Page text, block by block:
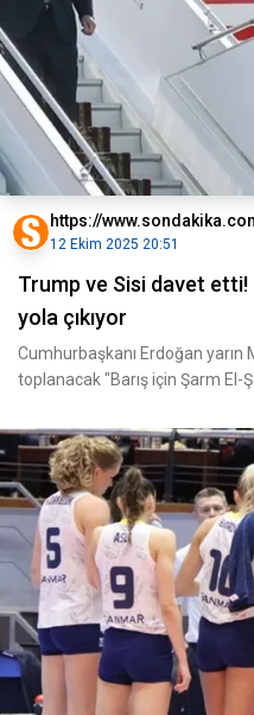
https://
12 Ekim 2025 20:51
Trump ve Sisi davet etti!
yola çıkıyor
Cumhurbaşkanı Erdoğan yarın
toplanacak "Barış için Şarm El-